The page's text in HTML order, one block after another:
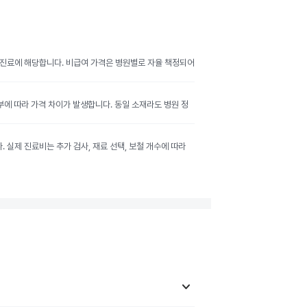
에 해당합니다. 비급여 가격은 병원별로 자율 책정되어
따라 가격 차이가 발생합니다. 동일 소재라도 병원 정
실제 진료비는 추가 검사, 재료 선택, 보철 개수에 따라
keyboard_arrow_down